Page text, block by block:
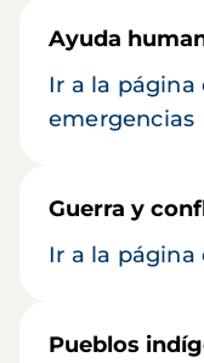
Ayuda
Ir a la
emergencias
Guerra y
Ir a la página
Pueblos